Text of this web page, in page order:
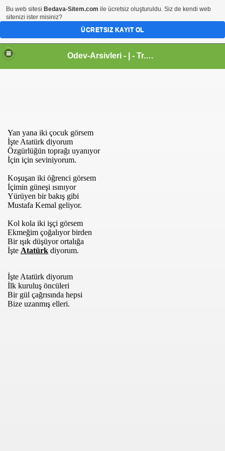
Odev-Arsivleri - | - Tr.gg - Sanal Egitim Yuvasi
Yan yana iki çocuk görsem
İşte Atatürk diyorum
Özgürlüğün toprağı uyanıyor
İçin için seviniyorum.
Koşuşan iki öğrenci görsem
İçimin güneşi ısınıyor
Yürüyen bir bakış gibi
Mustafa Kemal geliyor.
Kol kola iki işçi görsem
Ekmeğim çoğalıyor birden
Bir ışık düşüyor ortalığa
İşte Atatürk diyorum.
İşte Atatürk diyorum
İlk kuruluş öncüleri
Bir gül çağrısında hepsi
Bize uzanmış elleri.
Bu web sitesi Bedava-Sitem.com ile ücretsiz oluşturuldu. Siz de kendi web
sitenizi ister misiniz?
ÜCRETSIZ KAYIT OL